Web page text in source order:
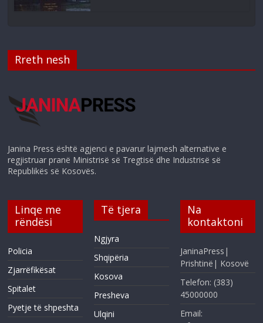
Rreth nesh
Janina Press është agjenci e pavarur lajmesh alternative e
regjistruar pranë Ministrisë së Tregtisë dhe Industrisë së
Republikës së Kosovës.
Linqe me
rëndësi
Policia
Zjarrëfikësat
Spitalet
Pyetje të shpeshta
Të tjera
Ngjyra
Shqipëria
Kosova
Presheva
Ulqini
Na
kontaktoni
JaninaPress|
Prishtinë| Kosovë
Telefon: (383)
45000000
Email: